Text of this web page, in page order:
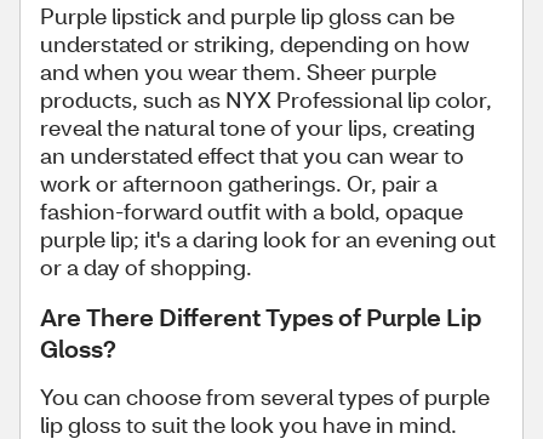
Purple lipstick and purple lip gloss can be
understated or striking, depending on how
and when you wear them. Sheer purple
products, such as NYX Professional lip color,
reveal the natural tone of your lips, creating
an understated effect that you can wear to
work or afternoon gatherings. Or, pair a
fashion-forward outfit with a bold, opaque
purple lip; it's a daring look for an evening out
or a day of shopping.
Are There Different Types of Purple Lip
Gloss?
You can choose from several types of purple
lip gloss to suit the look you have in mind.